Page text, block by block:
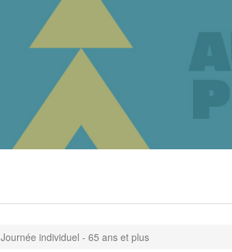
Journée individuel - 65 ans et plus